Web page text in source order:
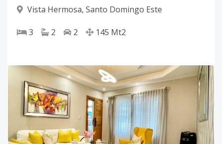
Vista Hermosa, Santo Domingo Este
3 2 2 145 Mt2